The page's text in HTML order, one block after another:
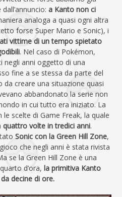
a Kanto non ci
analoga a quasi ogni altra
forse Super Mario e Sonic), i
vittime di un tempo spietato
. Nel caso di Pokémon,
negli anni oggetto di una
fine a se stessa da parte del
creare una situazione quasi
abbandonato la serie non
in cui tutto era iniziato. La
scelte di Game Freak, la quale
quattro volte in tredici anni.
Sonic con la Green Hill Zone,
che negli anni è stata rivista
se la Green Hill Zone è una
d’ora, la primitiva Kanto
decine di ore.